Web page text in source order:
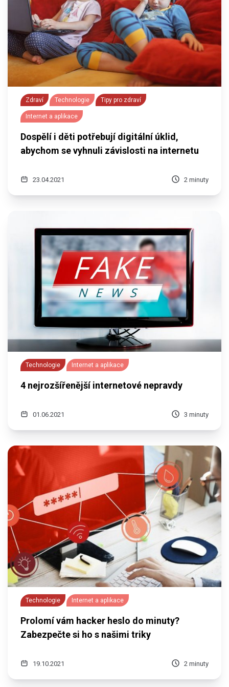
Zdraví Technologie Tipy pro zdraví
Internet a aplikace
Dospělí i děti potřebují digitální úklid,
abychom se vyhnuli závislosti na internetu
23.04.2021 2 minuty
Technologie Internet a aplikace
4 nejrozšířenější internetové nepravdy
01.06.2021 3 minuty
Technologie Internet a aplikace
Prolomí vám hacker heslo do minuty?
Zabezpečte si ho s našimi triky
19.10.2021 2 minuty